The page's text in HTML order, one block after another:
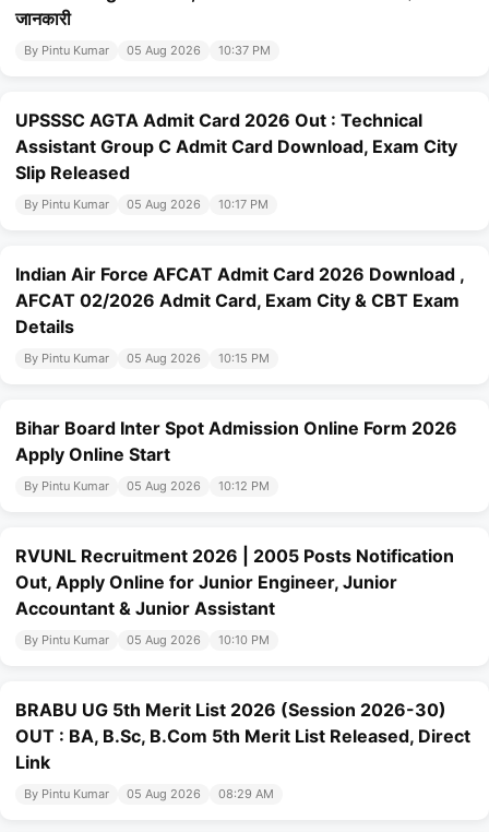
जानकारी
By Pintu Kumar 05 Aug 2026 10:37 PM
UPSSSC AGTA Admit Card 2026 Out : Technical
Assistant Group C Admit Card Download, Exam City
Slip Released
By Pintu Kumar 05 Aug 2026 10:17 PM
Indian Air Force AFCAT Admit Card 2026 Download ,
AFCAT 02/2026 Admit Card, Exam City & CBT Exam
Details
By Pintu Kumar 05 Aug 2026 10:15 PM
Bihar Board Inter Spot Admission Online Form 2026
Apply Online Start
By Pintu Kumar 05 Aug 2026 10:12 PM
RVUNL Recruitment 2026 | 2005 Posts Notification
Out, Apply Online for Junior Engineer, Junior
Accountant & Junior Assistant
By Pintu Kumar 05 Aug 2026 10:10 PM
BRABU UG 5th Merit List 2026 (Session 2026-30)
OUT : BA, B.Sc, B.Com 5th Merit List Released, Direct
Link
By Pintu Kumar 05 Aug 2026 08:29 AM